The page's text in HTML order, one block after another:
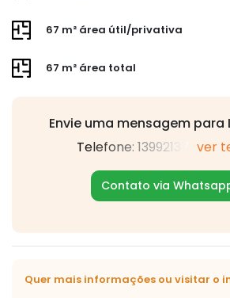
67 m² área útil/privativa
67 m² área total
Envie uma mensagem para
Telefone: 13992137
ver
Contato via
Quer mais informações ou visitar o